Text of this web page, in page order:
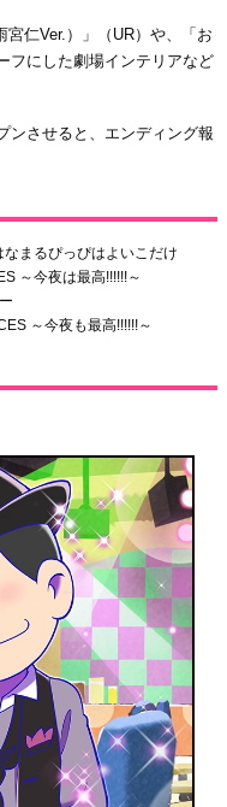
仁Ver.）」（UR）や、「お
フにした劇場インテリアなど
ンさせると、エンディング報
まるぴっぴはよいこだけ
～今夜は最高!!!!!!～
～今夜も最高!!!!!!～